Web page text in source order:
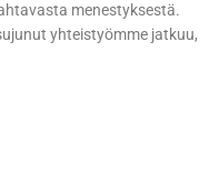
menestyksestä.
yhteistyömme jatkuu,